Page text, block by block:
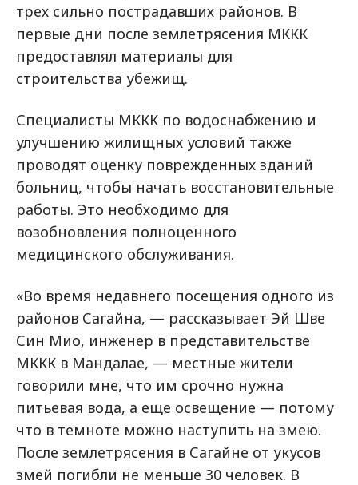
трех сильно пострадавших районов. В
первые дни после землетрясения МККК
предоставлял материалы для
строительства убежищ.
Специалисты МККК по водоснабжению и
улучшению жилищных условий также
проводят оценку поврежденных зданий
больниц, чтобы начать восстановительные
работы. Это необходимо для
возобновления полноценного
медицинского обслуживания.
«Во время недавнего посещения одного из
районов Сагайна, — рассказывает Эй Шве
Син Мио, инженер в представительстве
МККК в Мандалае, — местные жители
говорили мне, что им срочно нужна
питьевая вода, а еще освещение — потому
что в темноте можно наступить на змею.
После землетрясения в Сагайне от укусов
змей погибли не меньше 30 человек. В